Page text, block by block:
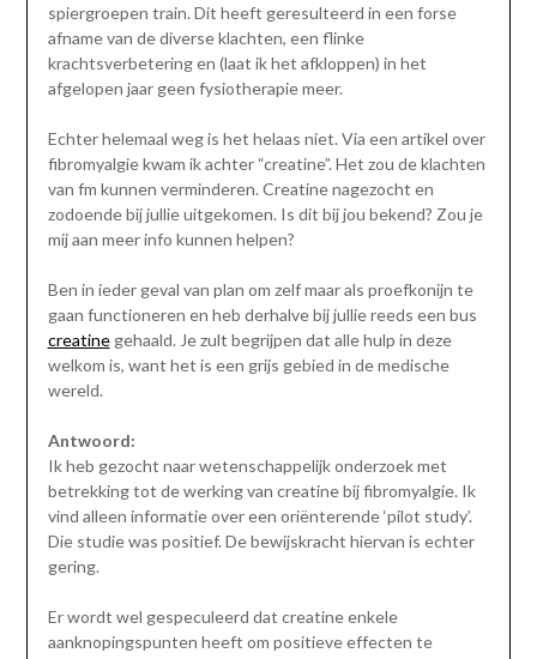
spiergroepen train. Dit heeft geresulteerd in een forse
afname van de diverse klachten, een flinke
krachtsverbetering en (laat ik het afkloppen) in het
afgelopen jaar geen fysiotherapie meer.
Echter helemaal weg is het helaas niet. Via een artikel over
fibromyalgie kwam ik achter “creatine”. Het zou de klachten
van fm kunnen verminderen. Creatine nagezocht en
zodoende bij jullie uitgekomen. Is dit bij jou bekend? Zou je
mij aan meer info kunnen helpen?
Ben in ieder geval van plan om zelf maar als proefkonijn te
gaan functioneren en heb derhalve bij jullie reeds een bus
creatinegehaald. Je zult begrijpen dat alle hulp in deze
welkom is, want het is een grijs gebied in de medische
wereld.
Antwoord:
Ik heb gezocht naar wetenschappelijk onderzoek met
betrekking tot de werking van creatine bij fibromyalgie. Ik
vind alleen informatie over een oriënterende ‘pilot study’.
Die studie was positief. De bewijskracht hiervan is echter
gering.
Er wordt wel gespeculeerd dat creatine enkele
aanknopingspunten heeft om positieve effecten te